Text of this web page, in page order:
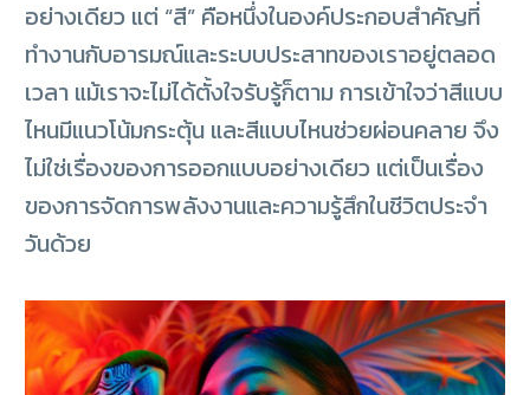
อย่างเดียว แต่ “สี” คือหนึ่งในองค์ประกอบสำคัญที่
ทำงานกับอารมณ์และระบบประสาทของเราอยู่ตลอด
เวลา แม้เราจะไม่ได้ตั้งใจรับรู้ก็ตาม การเข้าใจว่าสีแบบ
ไหนมีแนวโน้มกระตุ้น และสีแบบไหนช่วยผ่อนคลาย จึง
ไม่ใช่เรื่องของการออกแบบอย่างเดียว แต่เป็นเรื่อง
ของการจัดการพลังงานและความรู้สึกในชีวิตประจำ
วันด้วย